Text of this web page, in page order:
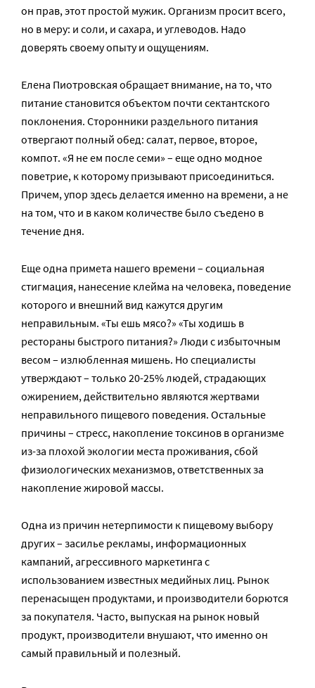
он прав, этот простой мужик. Организм просит всего,
но в меру: и соли, и сахара, и углеводов. Надо
доверять своему опыту и ощущениям.
Елена Пиотровская обращает внимание, на то, что
питание становится объектом почти сектантского
поклонения. Сторонники раздельного питания
отвергают полный обед: салат, первое, второе,
компот. «Я не ем после семи» – еще одно модное
поветрие, к которому призывают присоединиться.
Причем, упор здесь делается именно на времени, а не
на том, что и в каком количестве было съедено в
течение дня.
Еще одна примета нашего времени – социальная
стигмация, нанесение клейма на человека, поведение
которого и внешний вид кажутся другим
неправильным. «Ты ешь мясо?» «Ты ходишь в
рестораны быстрого питания?» Люди с избыточным
весом – излюбленная мишень. Но специалисты
утверждают – только 20-25% людей, страдающих
ожирением, действительно являются жертвами
неправильного пищевого поведения. Остальные
причины – стресс, накопление токсинов в организме
из-за плохой экологии места проживания, сбой
физиологических механизмов, ответственных за
накопление жировой массы.
Одна из причин нетерпимости к пищевому выбору
других – засилье рекламы, информационных
кампаний, агрессивного маркетинга с
использованием известных медийных лиц. Рынок
перенасыщен продуктами, и производители борются
за покупателя. Часто, выпуская на рынок новый
продукт, производители внушают, что именно он
самый правильный и полезный.